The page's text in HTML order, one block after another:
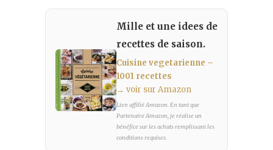
Mille et une idees de
recettes de saison.
Cuisine vegetarienne –
1001 recettes
→ voir sur Amazon
Lien affilié Amazon. En tant que
Partenaire Amazon, je réalise un
bénéfice sur les achats remplissant les
conditions requises.